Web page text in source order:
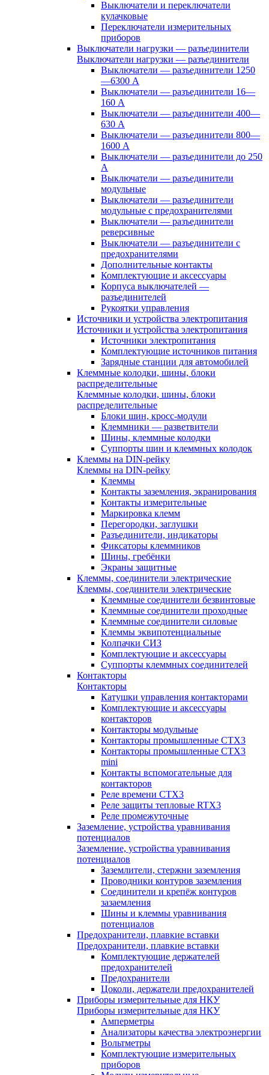
Выключатели и переключатели
кулачковые
Переключатели измерительных
приборов
Выключатели нагрузки — разъединители
Выключатели нагрузки — разъединители
Выключатели — разъединители 1250
—6300 А
Выключатели — разъединители 16—
160 А
Выключатели — разъединители 400—
630 А
Выключатели — разъединители 800—
1600 А
Выключатели — разъединители до 250
А
Выключатели — разъединители
модульные
Выключатели — разъединители
модульные с предохранителями
Выключатели — разъединители
реверсивные
Выключатели — разъединители с
предохранителями
Дополнительные контакты
Комплектующие и аксессуары
Корпуса выключателей —
разъединителей
Рукоятки управления
Источники и устройства электропитания
Источники и устройства электропитания
Источники электропитания
Комплектующие источников питания
Зарядные станции для автомобилей
Клеммные колодки, шины, блоки
распределительные
Клеммные колодки, шины, блоки
распределительные
Блоки шин, кросс-модули
Клеммники — разветвители
Шины, клеммные колодки
Суппорты шин и клеммных колодок
Клеммы на DIN-рейку
Клеммы на DIN-рейку
Клеммы
Контакты заземления, экранирования
Контакты измерительные
Маркировка клемм
Перегородки, заглушки
Разъединители, индикаторы
Фиксаторы клеммников
Шины, гребёнки
Экраны защитные
Клеммы, соединители электрические
Клеммы, соединители электрические
Клеммные соединители безвинтовые
Клеммные соединители проходные
Клеммные соединители силовые
Клеммы эквипотенциальные
Колпачки СИЗ
Комплектующие и аксессуары
Суппорты клеммных соединителей
Контакторы
Контакторы
Катушки управления контакторами
Комплектующие и аксессуары
контакторов
Контакторы модульные
Контакторы промышленные CTX3
Контакторы промышленные CTX3
mini
Контакты вспомогательные для
контакторов
Реле времени CTX3
Реле защиты тепловые RTX3
Реле промежуточные
Заземление, устройства уравнивания
потенциалов
Заземление, устройства уравнивания
потенциалов
Заземлители, стержни заземления
Проводники контуров заземления
Соединители и крепёж контуров
зазаемления
Шины и клеммы уравнивания
потенциалов
Предохранители, плавкие вставки
Предохранители, плавкие вставки
Комплектующие держателей
предохранителей
Предохранители
Цоколи, держатели предохранителей
Приборы измерительные для НКУ
Приборы измерительные для НКУ
Амперметры
Анализаторы качества электроэнергии
Вольтметры
Комплектующие измерительных
приборов